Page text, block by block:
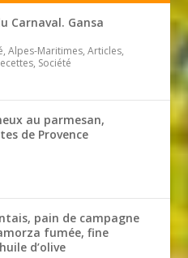
Carnaval. Gansa
Alpes-Maritimes, Articles,
Société
au parmesan,
de Provence
pain de campagne
fumée, fine
d’olive